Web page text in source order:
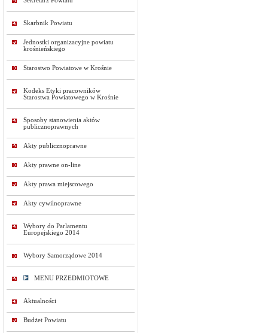
Skarbnik Powiatu
Jednostki organizacyjne powiatu
krośnieńskiego
Starostwo Powiatowe w Krośnie
Kodeks Etyki pracowników
Starostwa Powiatowego w Krośnie
Sposoby stanowienia aktów
publicznoprawnych
Akty publicznoprawne
Akty prawne on-line
Akty prawa miejscowego
Akty cywilnoprawne
Wybory do Parlamentu
Europejskiego 2014
Wybory Samorządowe 2014
MENU PRZEDMIOTOWE
Aktualności
Budżet Powiatu